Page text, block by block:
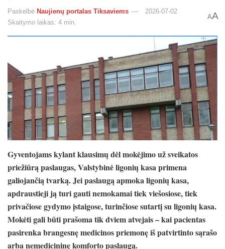
Paskelbė Naujienų portalas Tiksaviems
2026-07-02
Skaitymo laikas: 4 min.
AA
Gyventojams kylant klausimų dėl mokėjimo už sveikatos
priežiūrą paslaugas, Valstybinė ligonių kasa primena
galiojančią tvarką. Jei paslaugą apmoka ligonių kasa,
apdraustieji ją turi gauti nemokamai tiek viešosiose, tiek
privačiose gydymo įstaigose, turinčiose sutartį su ligonių kasa.
Mokėti gali būti prašoma tik dviem atvejais – kai pacientas
pasirenka brangesnę medicinos priemonę iš patvirtinto sąrašo
arba nemedicininę komforto paslaugą.